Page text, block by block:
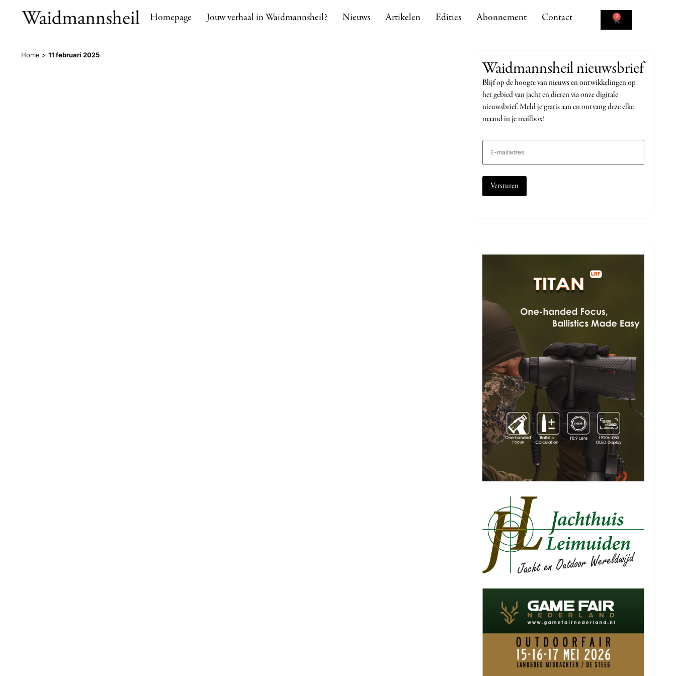
Homepage Jouw verhaal in Waidmannsheil? Nieuws Artikelen Edities Abonnement Contact 0
Home > 11 februari 2025
Waidmannsheil nieuwsbrief
Blijf op de hoogte van nieuws en ontwikkelingen op
het gebied van jacht en dieren via onze digitale
nieuwsbrief. Meld je gratis aan en ontvang deze elke
maand in je mailbox!
E-
mailadres